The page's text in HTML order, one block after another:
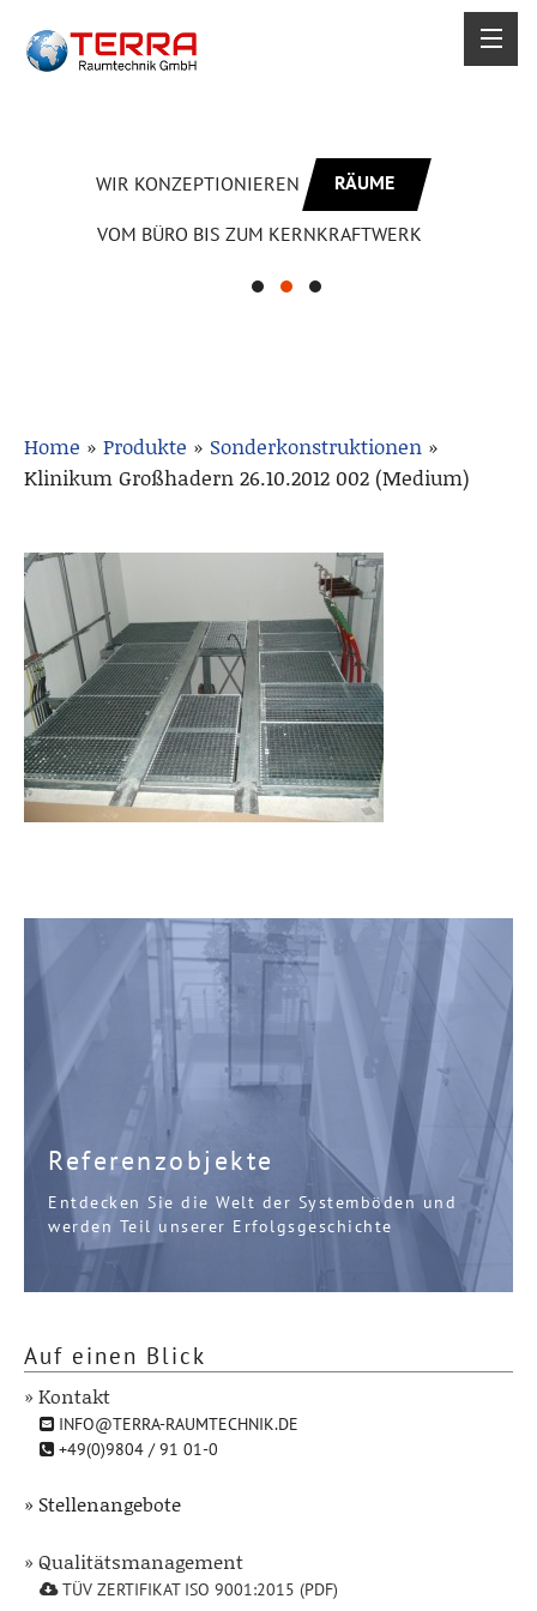
WIR KONZEPTIONIEREN RÄUME
VOM BÜRO BIS ZUM KERNKRAFTWERK
Home » Produkte » Sonderkonstruktionen »
Klinikum Großhadern 26.10.2012 002 (Medium)
Referenzobjekte
Entdecken Sie die Welt der Systemböden und
werden Teil unserer Erfolgsgeschichte
Auf einen Blick
» Kontakt
INFO@TERRA-RAUMTECHNIK.DE
+49(0)9804 / 91 01-0
» Stellenangebote
» Qualitätsmanagement
TÜV ZERTIFIKAT ISO 9001:2015 (PDF)